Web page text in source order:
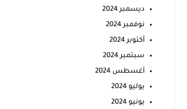
ديسمبر 2024
نوفمبر 2024
أكتوبر 2024
سبتمبر 2024
أغسطس 2024
يوليو 2024
يونيو 2024